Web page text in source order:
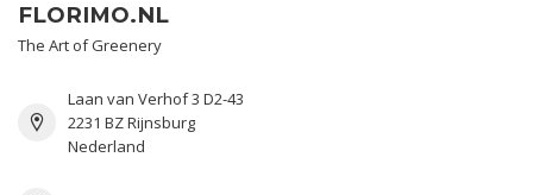
FLORIMO.NL
The Art of Greenery
Laan van Verhof 3 D2-43
2231 BZ Rijnsburg
Nederland